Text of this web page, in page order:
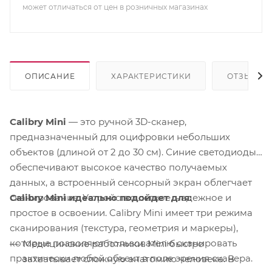
может отличаться от цен в розничных магазинах
ОПИСАНИЕ ХАРАКТЕРИСТИКИ ОТЗЫВЫ
Calibry Mini — это ручной 3D-сканер,
предназначенный для оцифровки небольших
объектов (длиной от 2 до 30 см). Синие светодиоды
обеспечивают высокое качество получаемых
данных, а встроенный сенсорный экран облегчает
сканирование. Устройство легкое, надежное и
простое в освоении. Calibry Mini имеет три режима
сканирования (текстура, геометрия и маркеры),
которые позволяют пользователю сканировать
практически любой объект в поле зрения сканера.
Calibry Mini идеально подойдет для:
Медицинские работники. Mini быстро
захватывает сложную анатомию человека. В